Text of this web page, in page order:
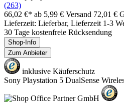
(263)
66,02 €* ab 5,99 € Versand 72,01 €
Lieferzeit: Lieferbar, Lieferzeit 1-3
30 Tage kostenfreie Rücksendung
Shop-Info
Zum Anbieter
inklusive Käuferschutz
Sony Playstation 5 DualSense